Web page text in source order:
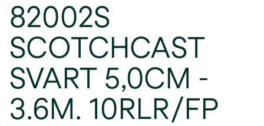
82002S
SCOTCHCAST
SVART 5,0CM -
3.6M. 10RLR/FP